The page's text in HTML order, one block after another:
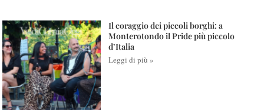
Il coraggio dei piccoli borghi: a
Monterotondo il Pride più piccolo
d’Italia
Leggi di più »